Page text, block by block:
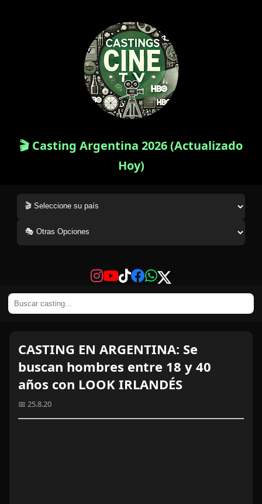
🎬 Casting Argentina 2026 (Actualizado
Hoy)
CASTING EN ARGENTINA: Se
buscan hombres entre 18 y 40
años con LOOK IRLANDÉS
📅 25.8.20